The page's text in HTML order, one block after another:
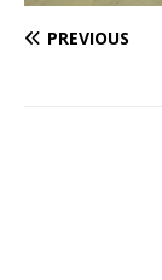
PREVIOUS